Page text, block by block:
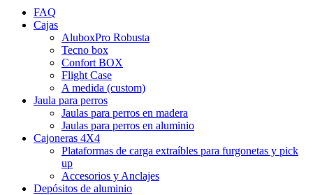
FAQ
Cajas
AluboxPro Robusta
Tecno box
Confort BOX
Flight Case
A medida (custom)
Jaula para perros
Jaulas para perros en madera
Jaulas para perros en aluminio
Cajoneras 4X4
Plataformas de carga extraíbles para furgonetas y pick
up
Accesorios y Anclajes
Depósitos de aluminio